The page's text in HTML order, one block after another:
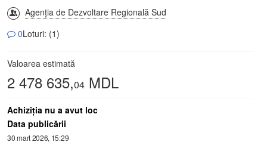
Agenția de Dezvoltare Regională Sud
0Loturi: (1)
Valoarea estimată
2 478 635,04 MDL
Achiziţia nu a avut loc
Data publicării
30 mart 2026, 15:29